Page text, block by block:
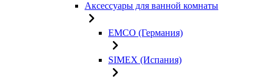
Аксессуары для ванной комнаты
EMCO (Германия)
SIMEX (Испания)